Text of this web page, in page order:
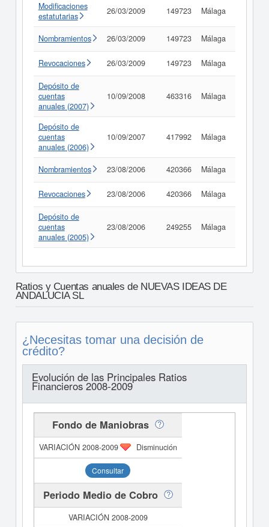
Modificaciones
estatutarias
26/03/2009 149723 Málaga
Nombramientos 26/03/2009 149723 Málaga
Revocaciones 26/03/2009 149723 Málaga
Depósito de
cuentas
anuales (2007)
10/09/2008 463316 Málaga
Depósito de
cuentas
anuales (2006)
10/09/2007 417992 Málaga
Nombramientos 23/08/2006 420366 Málaga
Revocaciones 23/08/2006 420366 Málaga
Depósito de
cuentas
anuales (2005)
23/08/2006 249255 Málaga
Ratios y Cuentas anuales de NUEVAS IDEAS DE
ANDALUCIA SL
¿Necesitas tomar una decisión de
crédito?
Evolución de las Principales Ratios
Financieros 2008-2009
Fondo de Maniobras
Disminución
Consultar
Periodo Medio de Cobro